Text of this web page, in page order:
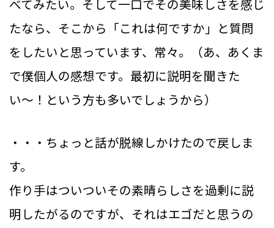
べてみたい。そして一口でその美味しさを感じ
たなら、そこから「これは何ですか」と質問
をしたいと思っています、常々。（あ、あくま
で僕個人の感想です。最初に説明を聞きた
い〜！という方も多いでしょうから）
・・・ちょっと話が脱線しかけたので戻しま
す。
作り手はついついその素晴らしさを過剰に説
明したがるのですが、それはエゴだと思うの